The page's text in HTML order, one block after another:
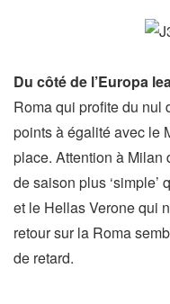
Du côté de l’Europa
Roma qui profite du nul
points à égalité avec le
place. Attention à Milan
de saison plus
et le Hellas Verone qui
retour sur la Roma
de retard.